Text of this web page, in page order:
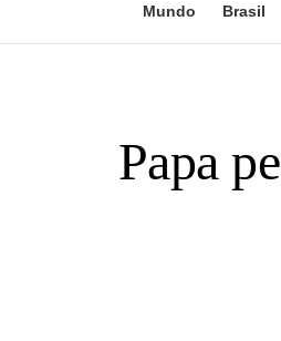
Mundo Brasil
Papa